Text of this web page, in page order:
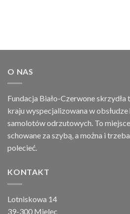
O NAS
Fundacja Biało-Czerwone
kraju wyspecjalizowana w
samolotów odrzutowych. To
schowane za szybą, a można i
polecieć.
KONTAKT
Lotniskowa 14
39-300 Mielec